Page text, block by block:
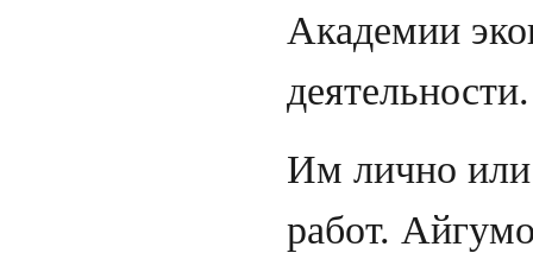
Академии
деятельности.
Им лично или
работ.